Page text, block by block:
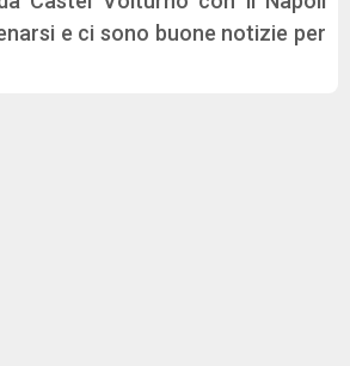
e ci sono buone notizie per